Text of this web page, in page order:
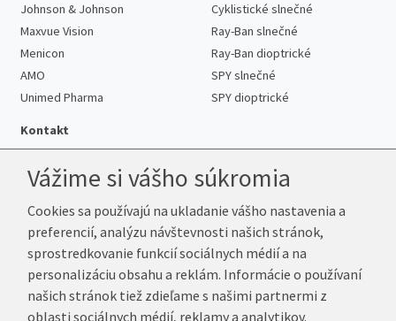
Johnson & Johnson
Maxvue Vision
Menicon
AMO
Unimed Pharma
Cyklistické slnečné
Ray-Ban slnečné
Ray-Ban dioptrické
SPY slnečné
SPY dioptrické
Kontakt
Telefón:+421 222 205 863
E-mail:info@k-sosovky.sk
Reklamačná adresa
Andrea Votavová
Revoluční 1017
Vážime si vášho súkromia
Cookies sa používajú na ukladanie vášho nastavenia a
preferencií, analýzu návštevnosti našich stránok,
sprostredkovanie funkcií sociálnych médií a na
personalizáciu obsahu a reklám. Informácie o používaní
našich stránok tiež zdieľame s našimi partnermi z
oblasti sociálnych médií, reklamy a analytikov.